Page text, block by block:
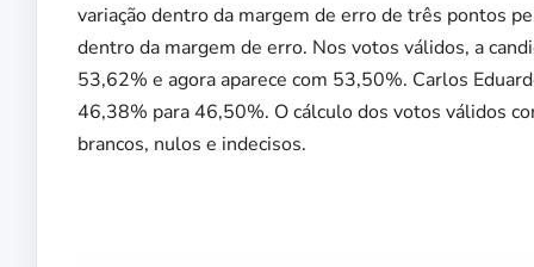
variação dentro da margem de erro de três pontos
dentro da margem de erro. Nos votos válidos, a
53,62% e agora aparece com 53,50%. Carlos
46,38% para 46,50%. O cálculo dos votos válidos
brancos, nulos e indecisos.